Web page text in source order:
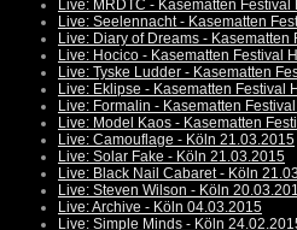
Live: MRDTC - Kasematten
Live: Seelennacht - Kasematten
Live: Diary of Dreams -
Live: Hocico - Kasematten Festival
Live: Tyske Ludder - Kasematten
Live: Eklipse - Kasematten Festival
Live: Formalin - Kasematten
Live: Model Kaos - Kasematten
Live: Camouflage - Köln 21.03.2015
Live: Solar Fake - Köln 21.03.2015
Live: Black Nail Cabaret - Köln
Live: Steven Wilson - Köln
Live: Archive - Köln 04.03.2015
Live: Simple Minds - Köln